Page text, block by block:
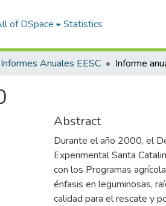
of DSpace Statistics
Informes Anuales EESC Informe
Abstract
Durante el año 2000, el
Experimental Santa
con los Programas
énfasis en leguminosas,
calidad para el rescate y